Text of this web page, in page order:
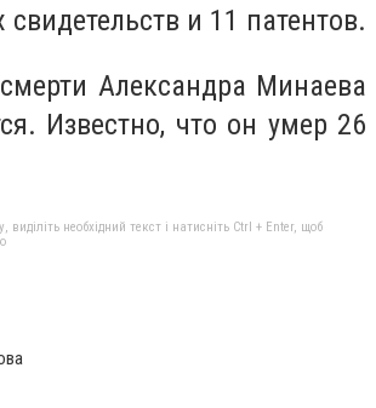
свидетельств и 11 патентов.
Александра Минаева
Известно, что он умер 26
необхідний текст і натисніть Ctrl + Enter, щоб